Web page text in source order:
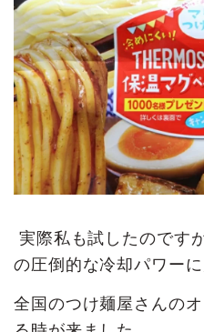
実際私も試したのです
の圧倒的な冷却パワーに
全国のつけ麺屋さんの